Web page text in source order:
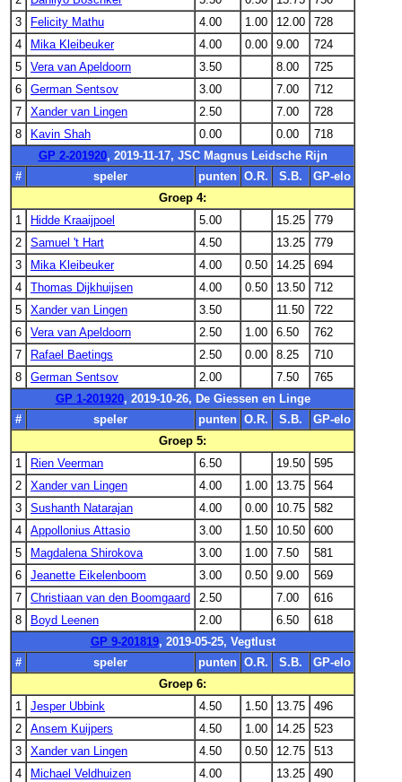
3
Felicity Mathu 4.00 1.00 12.00
728
4
Mika Kleibeuker 4.00 0.00 9.00
724
5
Vera van Apeldoorn 3.50 8.00
725
6
German Sentsov 3.00 7.00
712
7
Xander van Lingen 2.50 7.00
728
8
Kavin Shah 0.00 0.00
718
GP 2-201920, 2019-11-17, JSC Magnus Leidsche Rijn
#
speler punten O.R. S.B.
GP-elo
Groep 4:
1
Hidde Kraaijpoel 5.00 15.25
779
2
Samuel 't Hart 4.50 13.25
779
3
Mika Kleibeuker 4.00 0.50 14.25
694
4
Thomas Dijkhuijsen 4.00 0.50 13.50
712
5
Xander van Lingen 3.50 11.50
722
6
Vera van Apeldoorn 2.50 1.00 6.50
762
7
Rafael Baetings 2.50 0.00 8.25
710
8
German Sentsov 2.00 7.50
765
GP 1-201920, 2019-10-26, De Giessen en Linge
#
speler punten O.R. S.B.
GP-elo
Groep 5:
1
Rien Veerman 6.50 19.50
595
2
Xander van Lingen 4.00 1.00 13.75
564
3
Sushanth Natarajan 4.00 0.00 10.75
582
4
Appollonius Attasio 3.00 1.50 10.50
600
5
Magdalena Shirokova 3.00 1.00 7.50
581
6
Jeanette Eikelenboom 3.00 0.50 9.00
569
7
Christiaan van den Boomgaard 2.50 7.00
616
8
Boyd Leenen 2.00 6.50
618
GP 9-201819, 2019-05-25, Vegtlust
#
speler punten O.R. S.B.
GP-elo
Groep 6:
1
Jesper Ubbink 4.50 1.50 13.75
496
2
Ansem Kuijpers 4.50 1.00 14.25
523
3
Xander van Lingen 4.50 0.50 12.75
513
4
Michael Veldhuizen 4.00 13.25
490